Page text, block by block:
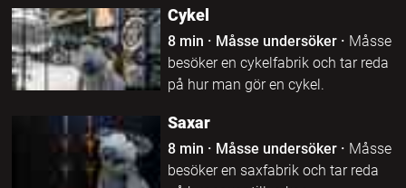
16 program hittades Cykel
8 min · Måsse undersöker· Måsse
besöker en cykelfabrik och tar reda
på hur man gör en cykel.
Saxar
8 min · Måsse undersöker· Måsse
besöker en saxfabrik och tar reda